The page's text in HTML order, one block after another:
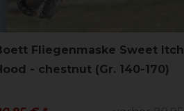
Fliegenmaske Sweet Itch
- chestnut (Gr. 140-170)